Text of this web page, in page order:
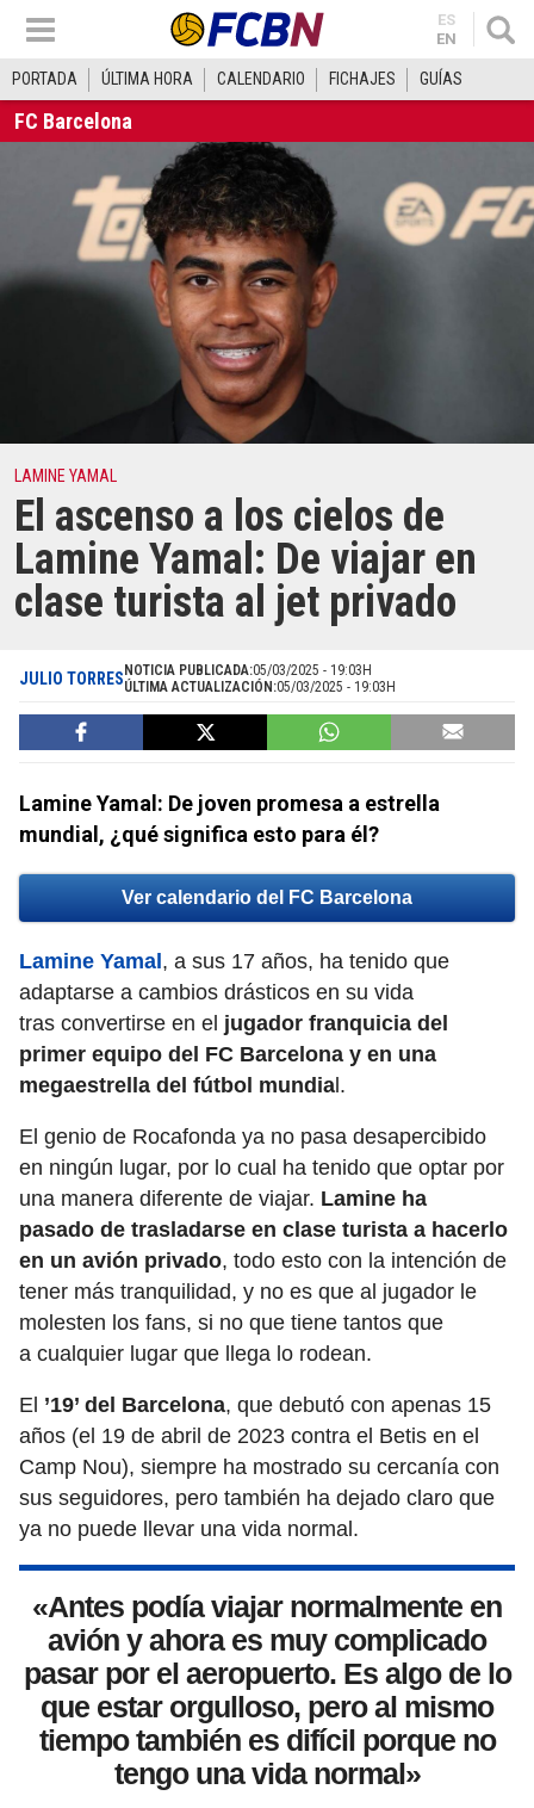
ES
EN
PORTADA ÚLTIMA HORA CALENDARIO FICHAJES GUÍAS
FC Barcelona
LAMINE YAMAL
El ascenso a los cielos de
Lamine Yamal: De viajar en
clase turista al jet privado
JULIO TORRES NOTICIA PUBLICADA:05/03/2025 - 19:03H
ÚLTIMA ACTUALIZACIÓN:05/03/2025 - 19:03H
Lamine Yamal: De joven promesa a estrella
mundial, ¿qué significa esto para él?
Ver calendario del FC Barcelona
Lamine Yamal , a sus 17 años, ha tenido que
adaptarse a cambios drásticos en su vida
tras convertirse en el jugador franquicia del
primer equipo del FC Barcelona y en una
megaestrella del fútbol mundia l.
El genio de Rocafonda ya no pasa desapercibido
en ningún lugar, por lo cual ha tenido que optar por
una manera diferente de viajar. Lamine ha
pasado de trasladarse en clase turista a hacerlo
en un avión privado, todo esto con la intención de
tener más tranquilidad, y no es que al jugador le
molesten los fans, si no que tiene tantos que
a cualquier lugar que llega lo rodean.
El ’19’ del Barcelona, que debutó con apenas 15
años (el 19 de abril de 2023 contra el Betis en el
Camp Nou), siempre ha mostrado su cercanía con
sus seguidores, pero también ha dejado claro que
ya no puede llevar una vida normal.
«Antes podía viajar normalmente en
avión y ahora es muy complicado
pasar por el aeropuerto. Es algo de lo
que estar orgulloso, pero al mismo
tiempo también es difícil porque no
tengo una vida normal»